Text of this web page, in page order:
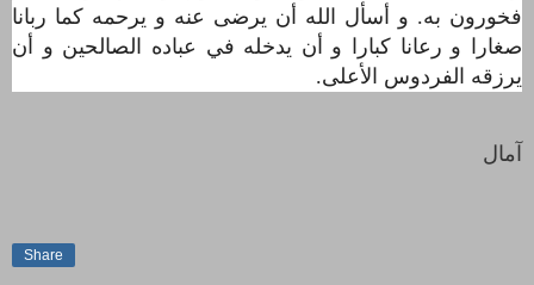
فخورون به. و أسأل الله أن يرضى عنه و يرحمه كما ربانا
صغارا و رعانا كبارا و أن يدخله في عباده الصالحين و أن
يرزقه الفردوس الأعلى.
آمال
Share